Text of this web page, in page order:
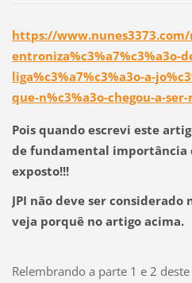
https://
entroniza%c3%a7%c3%a3o-
liga%c3%a7%c3%a3o-a-
que-n%c3%a3o-chegou-a-
Pois quando escrevi este
de fundamental importância
exposto!!!
JPI não deve ser considerado
veja porquê no artigo acima.
Relembrando a parte 1 e 2 deste